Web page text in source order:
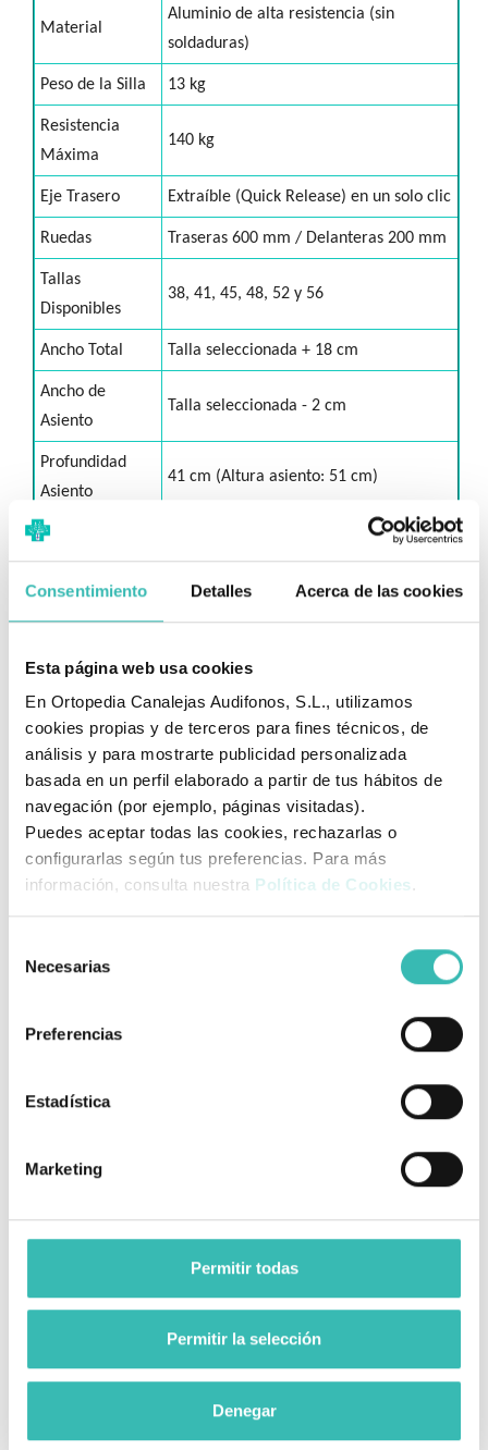
Consentimiento Detalles Acerca de las cookies
Esta página web usa cookies
En Ortopedia Canalejas Audifonos, S.L., utilizamos
cookies propias y de terceros para fines técnicos, de
análisis y para mostrarte publicidad personalizada
basada en un perfil elaborado a partir de tus hábitos de
navegación (por ejemplo, páginas visitadas).
Puedes aceptar todas las cookies, rechazarlas o
configurarlas según tus preferencias. Para más
información, consulta nuestra Política de Cookies .
Necesarias
Preferencias
Estadística
Marketing
Permitir todas
Permitir la selección
Denegar
Material
Aluminio de alta resistencia (sin
soldaduras)
Peso de la Silla 13 kg
Resistencia
Máxima
140 kg
Eje Trasero Extraíble (Quick Release) en un solo clic
Ruedas Traseras 600 mm / Delanteras 200 mm
Tallas
Disponibles
38, 41, 45, 48, 52 y 56
Ancho Total Talla seleccionada + 18 cm
Ancho de
Asiento
Talla seleccionada - 2 cm
Profundidad
Asiento
41 cm (Altura asiento: 51 cm)
Dimensiones
Altura 91,5 cm / Longitud 109 cm (80
cm sin reposapiés)
Colores
Forta Line: Diseñada para el Confort Total del
Usuario
La silla Forta Line no es solo una ayuda técnica, es un
dispositivo diseñado en España bajo los más altos
estándares de ergonomía, pensado para mejorar la calidad
de vida tanto del usuario como de su acompañante.
✅ Ergonomía de Vanguardia
Line permite al usuario aprovechar
toda la profundidad
expandido que mantiene la espalda en una posición natural
y cómoda, reduciendo la fatiga durante el uso prolongado.
✅ Sistema Quick Release y Ajuste Manual
La practicidad es una de sus mayores virtudes. El sistema
rápidamente para que la silla quepa en maleteros
a cada situación sin necesidad de herramientas:
Reposabrazos:Pueden extraerse manualmente en